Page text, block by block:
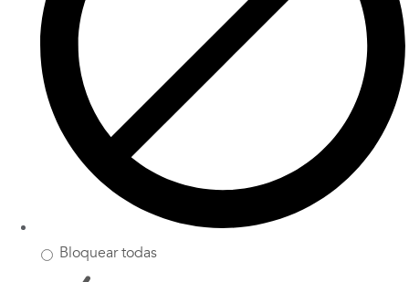
Bloquear todas